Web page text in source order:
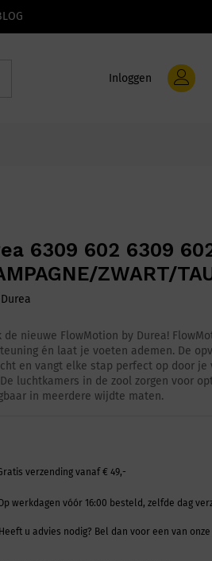
Inloggen
6309 602 6309
ZWART/
Durea
de nieuwe FlowMotion by Durea!
én laat je voeten ademen. De
en vangt elke stap perfect op door
luchtkamers in de zool zorgen voor
in meerdere wijdte maten.
verzending vanaf € 49,-
werkdagen vóór 16:00 besteld, zelfde dag
u advies nodig? Bel dan voor een van